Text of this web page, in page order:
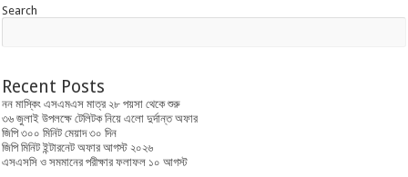
Search
Recent Posts
নন মাস্কিং এসএমএস মাত্র ২৮ পয়সা থেকে শুরু
৩৬ জুলাই উপলক্ষে টেলিটক নিয়ে এলো দুর্দান্ত অফার
জিপি ৩০০ মিনিট মেয়াদ ৩০ দিন
জিপি মিনিট ইন্টারনেট অফার আগস্ট ২০২৬
এসএসসি ও সমমানের পরীক্ষার ফলাফল ১০ আগস্ট